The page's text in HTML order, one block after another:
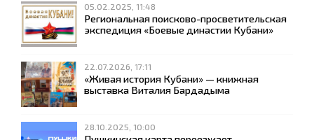
05.02.2025, 11:48
Региональная поисково-просветительская
экспедиция «Боевые династии Кубани»
22.07.2026, 17:11
«Живая история Кубани» — книжная
выставка Виталия Бардадыма
28.10.2025, 10:00